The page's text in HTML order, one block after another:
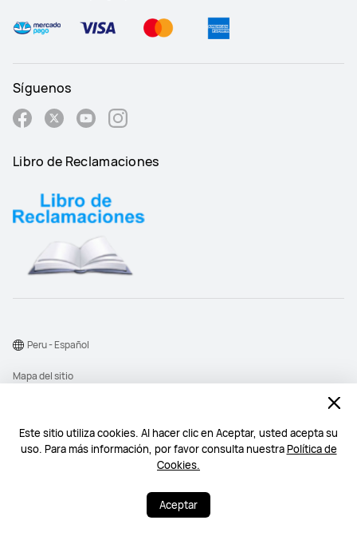
Este sitio utiliza cookies. Al hacer clic en Aceptar, usted acepta su
uso. Para más información, por favor consulta nuestraPolítica de
Cookies.
Aceptar
Síguenos
Libro de Reclamaciones
©2026 Huawei Device Co., Ltd. Todos los derechos reservados.
Mapa del sitio
Declaración de privacidad
Peru - Español